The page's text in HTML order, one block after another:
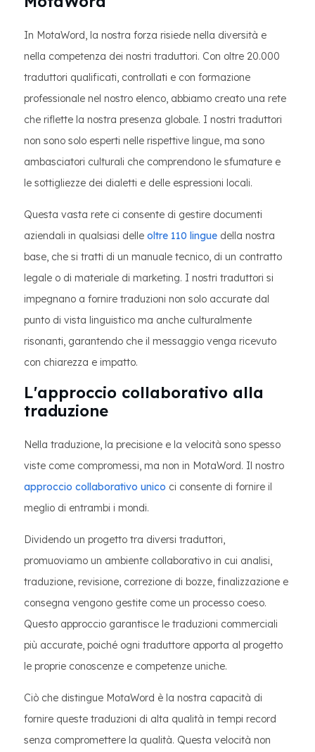
In MotaWord, la nostra forza risiede nella diversità e
nella competenza dei nostri traduttori. Con oltre 20.000
traduttori qualificati, controllati e con formazione
professionale nel nostro elenco, abbiamo creato una rete
che riflette la nostra presenza globale. I nostri traduttori
non sono solo esperti nelle rispettive lingue, ma sono
ambasciatori culturali che comprendono le sfumature e
le sottigliezze dei dialetti e delle espressioni locali.
Questa vasta rete ci consente di gestire documenti
aziendali in qualsiasi delle oltre 110 lingue della nostra
base, che si tratti di un manuale tecnico, di un contratto
legale o di materiale di marketing. I nostri traduttori si
impegnano a fornire traduzioni non solo accurate dal
punto di vista linguistico ma anche culturalmente
risonanti, garantendo che il messaggio venga ricevuto
con chiarezza e impatto.
L'approccio collaborativo alla
traduzione
Nella traduzione, la precisione e la velocità sono spesso
viste come compromessi, ma non in MotaWord. Il nostro
approccio collaborativo unico ci consente di fornire il
meglio di entrambi i mondi.
Dividendo un progetto tra diversi traduttori,
promuoviamo un ambiente collaborativo in cui analisi,
traduzione, revisione, correzione di bozze, finalizzazione e
consegna vengono gestite come un processo coeso.
Questo approccio garantisce le traduzioni commerciali
più accurate, poiché ogni traduttore apporta al progetto
le proprie conoscenze e competenze uniche.
Ciò che distingue MotaWord è la nostra capacità di
fornire queste traduzioni di alta qualità in tempi record
senza compromettere la qualità. Questa velocità non